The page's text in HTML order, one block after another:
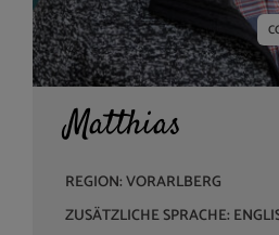
Matthias
REGION: VORARLBERG
ZUSÄTZLICHE SPRACHE: